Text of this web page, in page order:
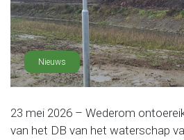
Nieuws
23 mei 2026 – Wederom
van het DB van het waterschap